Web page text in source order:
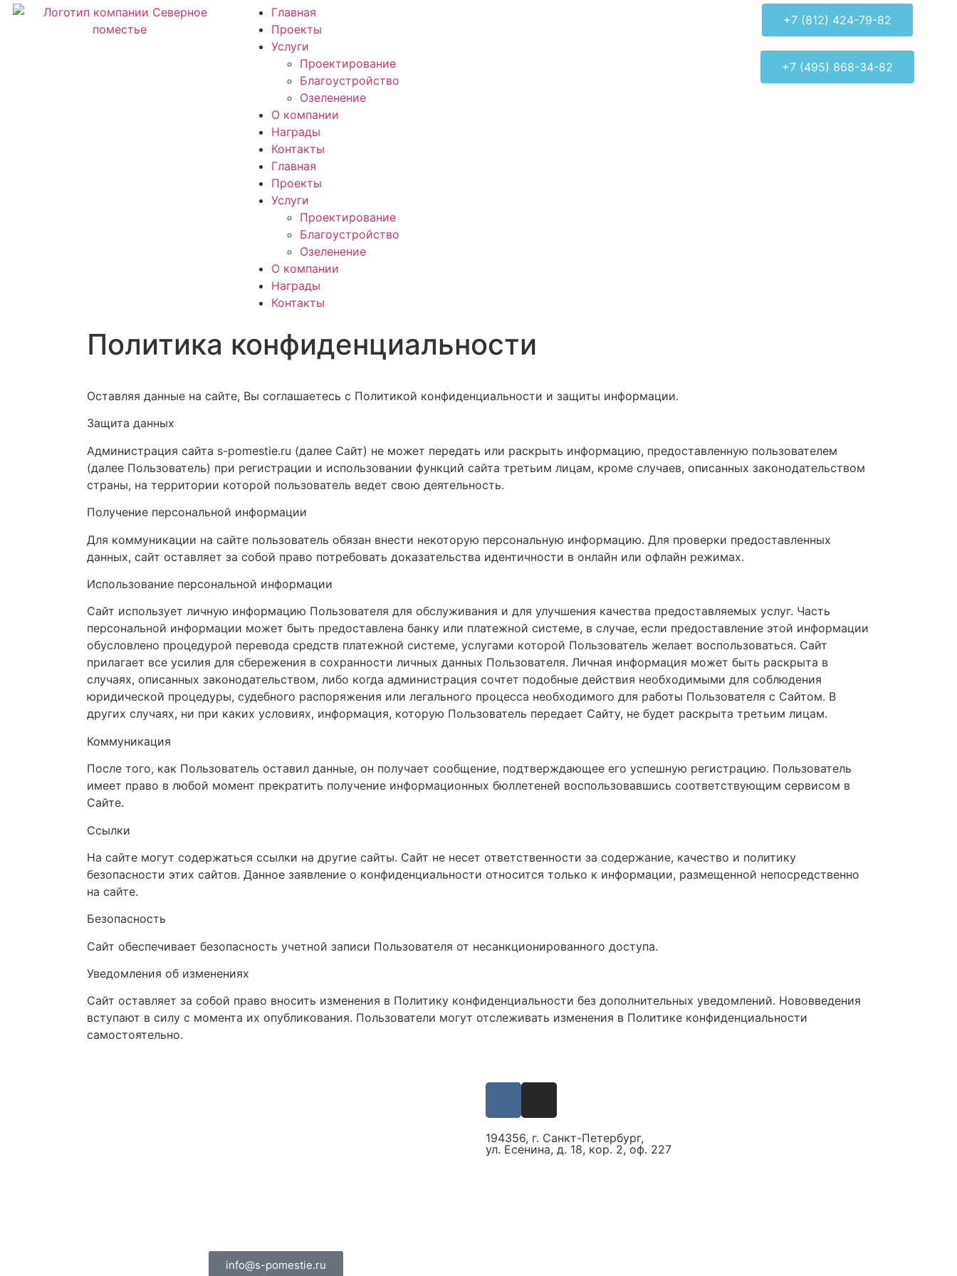
Главная
Проекты
Услуги
Проектирование
Благоустройство
Озеленение
О компании
Награды
Контакты
Главная
Проекты
Услуги
Проектирование
Благоустройство
Озеленение
О компании
Награды
Контакты
+7 (812) 424-79-82
+7 (495) 868-34-82
Политика конфиденциальности
Оставляя данные на сайте, Вы соглашаетесь с Политикой конфиденциальности и защиты информации.
Защита данных
Администрация сайта s-pomestie.ru (далее Сайт) не может передать или раскрыть информацию, предоставленную пользователем
(далее Пользователь) при регистрации и использовании функций сайта третьим лицам, кроме случаев, описанных законодательством
страны, на территории которой пользователь ведет свою деятельность.
Получение персональной информации
Для коммуникации на сайте пользователь обязан внести некоторую персональную информацию. Для проверки предоставленных
данных, сайт оставляет за собой право потребовать доказательства идентичности в онлайн или офлайн режимах.
Использование персональной информации
Сайт использует личную информацию Пользователя для обслуживания и для улучшения качества предоставляемых услуг. Часть
персональной информации может быть предоставлена банку или платежной системе, в случае, если предоставление этой информации
обусловлено процедурой перевода средств платежной системе, услугами которой Пользователь желает воспользоваться. Сайт
прилагает все усилия для сбережения в сохранности личных данных Пользователя. Личная информация может быть раскрыта в
случаях, описанных законодательством, либо когда администрация сочтет подобные действия необходимыми для соблюдения
юридической процедуры, судебного распоряжения или легального процесса необходимого для работы Пользователя с Сайтом. В
других случаях, ни при каких условиях, информация, которую Пользователь передает Сайту, не будет раскрыта третьим лицам.
Коммуникация
После того, как Пользователь оставил данные, он получает сообщение, подтверждающее его успешную регистрацию. Пользователь
имеет право в любой момент прекратить получение информационных бюллетеней воспользовавшись соответствующим сервисом в
Сайте.
Ссылки
На сайте могут содержаться ссылки на другие сайты. Сайт не несет ответственности за содержание, качество и политику
безопасности этих сайтов. Данное заявление о конфиденциальности относится только к информации, размещенной непосредственно
на сайте.
Безопасность
Сайт обеспечивает безопасность учетной записи Пользователя от несанкционированного доступа.
Уведомления об изменениях
Сайт оставляет за собой право вносить изменения в Политику конфиденциальности без дополнительных уведомлений. Нововведения
вступают в силу с момента их опубликования. Пользователи могут отслеживать изменения в Политике конфиденциальности
самостоятельно.
info@s-pomestie.ru
194356, г. Cанкт-Петербург,
ул. Есенина, д. 18, кор. 2, оф. 227